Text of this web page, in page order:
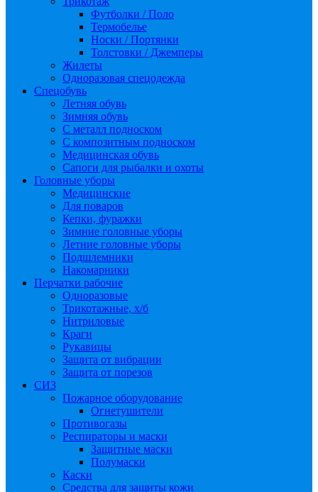
Футболки / Поло
Термобелье
Носки / Портянки
Толстовки / Джемперы
Жилеты
Одноразовая спецодежда
Спецобувь
Летняя обувь
Зимняя обувь
С металл подноском
С композитным подноском
Медицинская обувь
Сапоги для рыбалки и охоты
Головные уборы
Медицинские
Для поваров
Кепки, фуражки
Зимние головные уборы
Летние головные уборы
Подшлемники
Накомарники
Перчатки рабочие
Одноразовые
Трикотажные, х/б
Нитриловые
Краги
Рукавицы
Защита от вибрации
Защита от порезов
СИЗ
Пожарное оборудование
Огнетушители
Противогазы
Респираторы и маски
Защитные маски
Полумаски
Каски
Средства для защиты кожи